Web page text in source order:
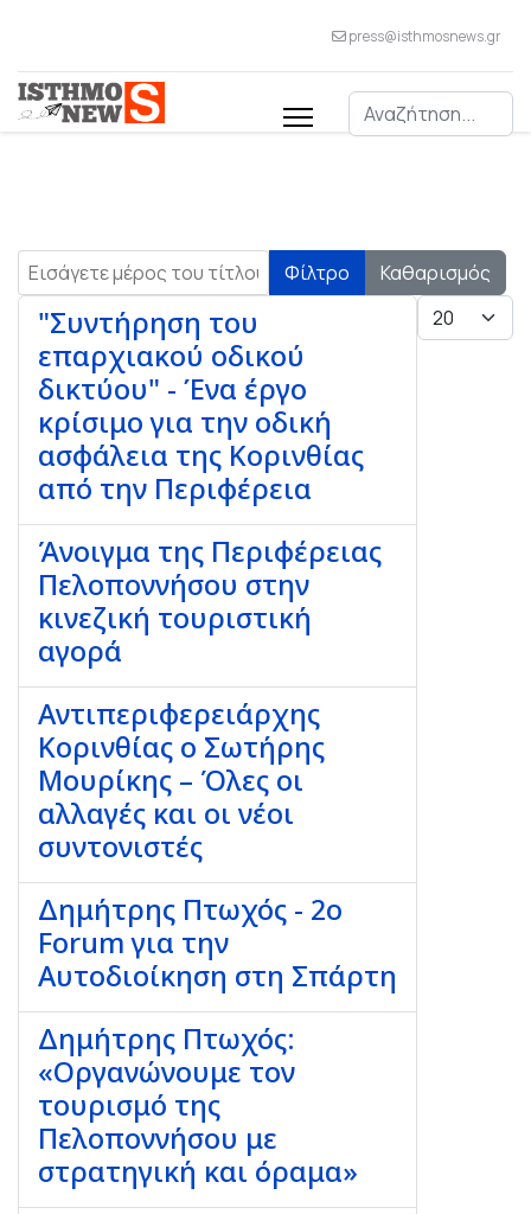
press@isthmosnews.gr
Αναζήτηση
Εισάγετε μέρος του τίτλου. Φίλτρο Καθαρισμός
Εμφάνιση #
"Συντήρηση του
επαρχιακού οδικού
δικτύου" - Ένα έργο
κρίσιμο για την οδική
ασφάλεια της Κορινθίας
από την Περιφέρεια
Άνοιγμα της Περιφέρειας
Πελοποννήσου στην
κινεζική τουριστική
αγορά
Αντιπεριφερειάρχης
Κορινθίας ο Σωτήρης
Μουρίκης – Όλες οι
αλλαγές και οι νέοι
συντονιστές
Δημήτρης Πτωχός - 2ο
Forum για την
Αυτοδιοίκηση στη Σπάρτη
Δημήτρης Πτωχός:
«Οργανώνουμε τον
τουρισμό της
Πελοποννήσου με
στρατηγική και όραμα»